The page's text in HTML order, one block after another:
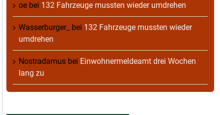
oe bei 132 Fahrzeuge mussten wieder umdrehen
Wasserburger_ bei 132 Fahrzeuge mussten wieder
umdrehen
Nostradamus bei Einwohnermeldeamt drei Wochen
lang zu